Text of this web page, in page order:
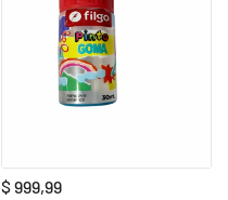
$ 999,99